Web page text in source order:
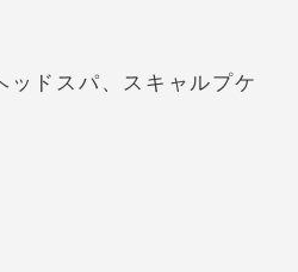
ッドスパ、スキャルプケ